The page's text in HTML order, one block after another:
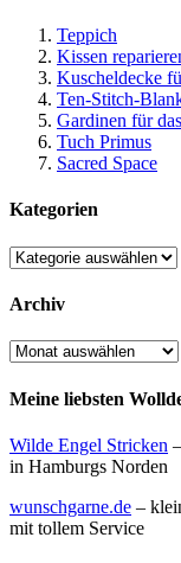
Teppich
Kissen
Kuscheldecke
Ten-Stitch-
Gardinen für
Tuch Primus
Sacred Space
Kategorien
Kategorien
Archiv
Archiv
Meine liebsten
Wilde Engel Stricken
in Hamburgs Norden
wunschgarne.de –
mit tollem Service